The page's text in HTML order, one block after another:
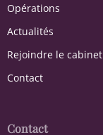
Opérations
Actualités
Rejoindre le cabinet
Contact
Contact